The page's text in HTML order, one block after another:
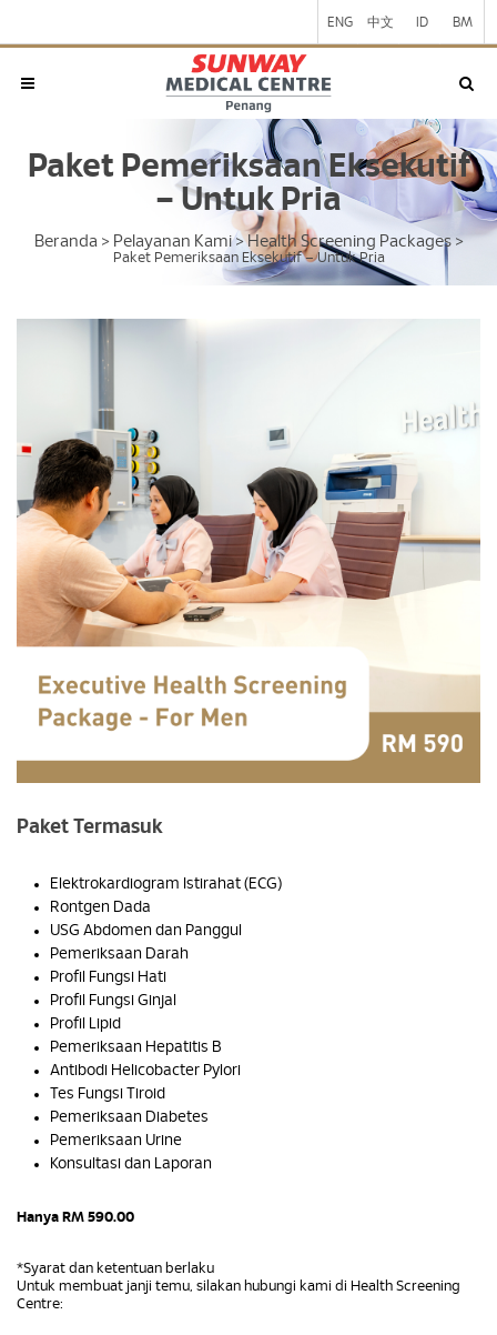
ENG 中文 ID BM
Paket Pemeriksaan Eksekutif
– Untuk Pria
Beranda > Pelayanan Kami > Health Screening Packages >
Paket Pemeriksaan Eksekutif – Untuk Pria
Paket Termasuk
Elektrokardiogram Istirahat (ECG)
Rontgen Dada
USG Abdomen dan Panggul
Pemeriksaan Darah
Profil Fungsi Hati
Profil Fungsi Ginjal
Profil Lipid
Pemeriksaan Hepatitis B
Antibodi Helicobacter Pylori
Tes Fungsi Tiroid
Pemeriksaan Diabetes
Pemeriksaan Urine
Konsultasi dan Laporan
Hanya RM 590.00
*Syarat dan ketentuan berlaku
Untuk membuat janji temu, silakan hubungi kami di Health Screening
Centre: